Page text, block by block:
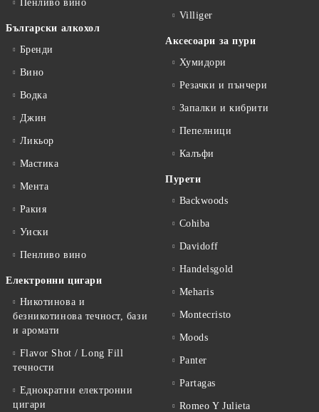
Пенливо вино
Български алкохол
Бренди
Вино
Водка
Джин
Ликьор
Мастика
Мента
Ракия
Уиски
Пенливо вино
Електронни цигари
Никотинова и
безникотинова течност, бази
и аромати
Flavor Shot / Long Fill
течности
Еднократни електронни
цигари
Villiger
Аксесоари за пури
Хумидори
Резачки и пънчери
Запалки и кибрити
Пепелници
Калъфи
Пурети
Backwoods
Cohiba
Davidoff
Handelsgold
Meharis
Montecristo
Moods
Panter
Partagas
Romeo Y Julieta